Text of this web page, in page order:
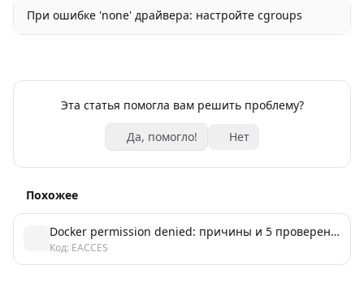
При ошибке 'none' драйвера: настройте cgroups
Эта статья помогла вам решить проблему?
Да, помогло! Нет
Похожее
Docker permission denied: причины и 5 проверенных способов решения
Код: EACCES